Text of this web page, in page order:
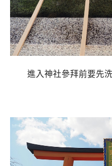
進入神社參拜前要先